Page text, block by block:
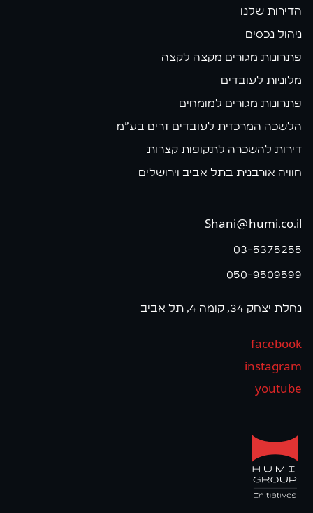
הדירות שלנו
ניהול נכסים
פתרונות מגורים מקצה לקצה
מלוניות לעובדים
פתרונות מגורים למומחים
הלשכה המרכזית לעובדים זרים בע״מ
דירות להשכרה לתקופות קצרות
חוויה אורבנית בתל אביב וירושלים
Shani@humi.co.il
03-5375255
050-9509599
נחלת יצחק 34, קומה 4, תל אביב
facebook
instagram
youtube